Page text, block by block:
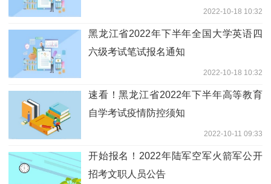
2022-10-18 10:32
黑龙江省2022年下半年全国大学英语四
六级考试笔试报名通知
2022-10-18 10:32
速看！黑龙江省2022年下半年高等教育
自学考试疫情防控须知
2022-10-11 09:33
开始报名！2022年陆军空军火箭军公开
招考文职人员公告